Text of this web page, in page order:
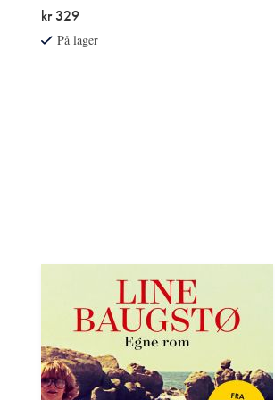
kr 329
På lager